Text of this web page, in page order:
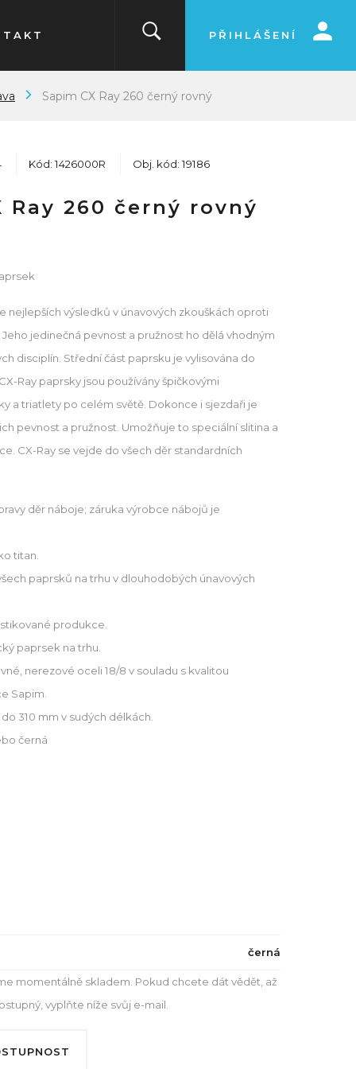
PŘIHLÁŠENÍ
Sapim CX Ray 260 černý rovný
Kód: 1426000R Obj. kód: 19186
Ray 260 černý rovný
nejlepších výsledků v únavových zkouškách oproti
jedinečná pevnost a pružnost ho dělá vhodným
disciplín. Střední část paprsku je vylisována do
Ray paprsky jsou používány špičkovými
a triatlety po celém světě. Dokonce i sjezdaři je
pevnost a pružnost. Umožňuje to speciální slitina a
CX-Ray se vejde do všech děr standardních
děr náboje; záruka výrobce nábojů je
titan.
paprsků na trhu v dlouhodobých únavových
produkce.
paprsek na trhu.
nerezové oceli 18/8 v souladu s kvalitou
Sapim.
310 mm v sudých délkách.
černá
černá
momentálně skladem. Pokud chcete dát vědět, až
vyplňte níže svůj e-mail.